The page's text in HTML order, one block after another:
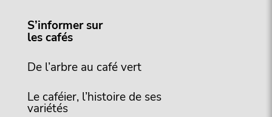
S’informer sur
les cafés
De l’arbre au café vert
Le caféier, l’histoire de ses
variétés